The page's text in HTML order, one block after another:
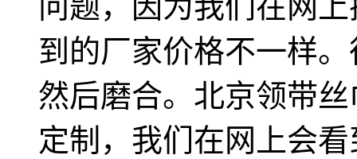
问题，因为我们在网
到的厂家价格不一样
然后磨合。北京领带
定制，我们在网上会